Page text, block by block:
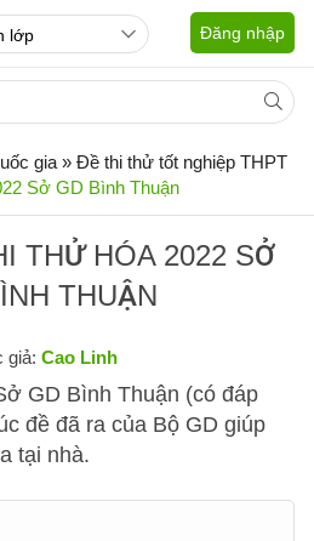
Đăng nhập
gia » Đề thi thử tốt nghiệp THPT
Sở GD Bình Thuận
THỬ HÓA 2022 SỞ
THUẬN
giả: Cao Linh
GD Bình Thuận (có đáp
đề đã ra của Bộ GD giúp
tại nhà.